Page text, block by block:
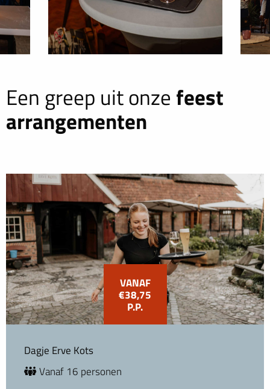
Een greep uit onze feest
arrangementen
VANAF
€38,75
P.P.
Dagje Erve Kots
Vanaf 16 personen